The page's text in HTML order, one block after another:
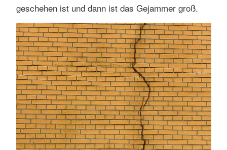
geschehen ist und dann ist das Gejammer groß.
s
e
n